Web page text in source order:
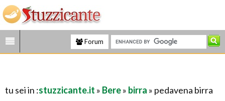
Forum
tu sei in :stuzzicante.it » Bere» birra » pedavena birra